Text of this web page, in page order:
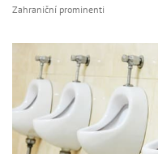
Zahraniční prominenti